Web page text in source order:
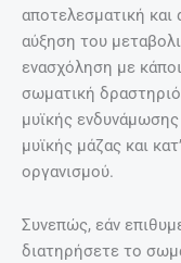
αποτελεσματική
αύξηση του
ενασχόληση με
σωματική
μυϊκής
μυϊκής μάζας και
οργανισμού.
Συνεπώς, εάν
διατηρήσετε το